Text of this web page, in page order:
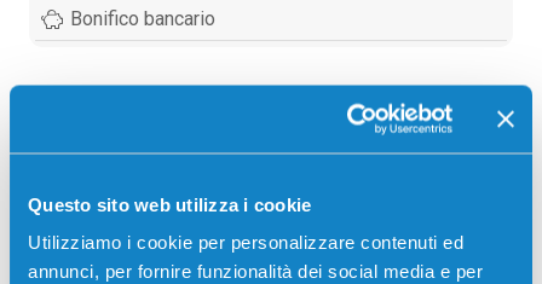
Questo sito web utilizza i cookie
Utilizziamo i cookie per personalizzare contenuti ed
annunci, per fornire funzionalità dei social media e per
Bonifico bancario
Cartuccia originale Canon 2791C001 PGI-7500XL
CIANO 16500 pagine per Stampanti: Canon WG7500,
Canon WG7540, Canon WG7550, Canon WG7550F